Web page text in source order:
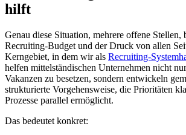
hilft
Genau diese Situation, mehrere offene Stellen,
Recruiting-Budget und der Druck von allen
Kerngebiet, in dem wir als Recruiting-
helfen mittelständischen Unternehmen nicht
Vakanzen zu besetzen, sondern entwickeln
strukturierte Vorgehensweise, die Prioritäten
Prozesse parallel ermöglicht.
Das bedeutet konkret: